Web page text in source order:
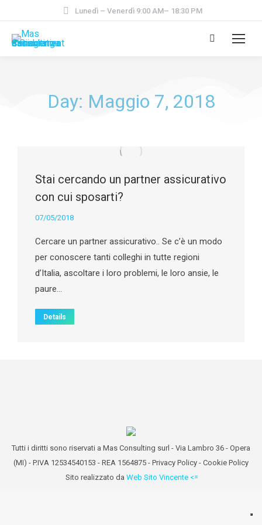
Lunedì – Venerdì 9:00 AM– 18:30 PM
Day: Maggio 7, 2018
Stai cercando un partner assicurativo
con cui sposarti?
07/05/2018
Cercare un partner assicurativo.. Se c’è un modo
per conoscere tanti colleghi in tutte regioni
d’Italia, ascoltare i loro problemi, le loro ansie, le
paure…
Details
Tutti i diritti sono riservati a Mas Consulting surl - Via Lambro 36 - Opera
(MI) - P.IVA 12534540153 - REA 1564875 - Privacy Policy - Cookie Policy
Sito realizzato da Web Sito Vincente <=